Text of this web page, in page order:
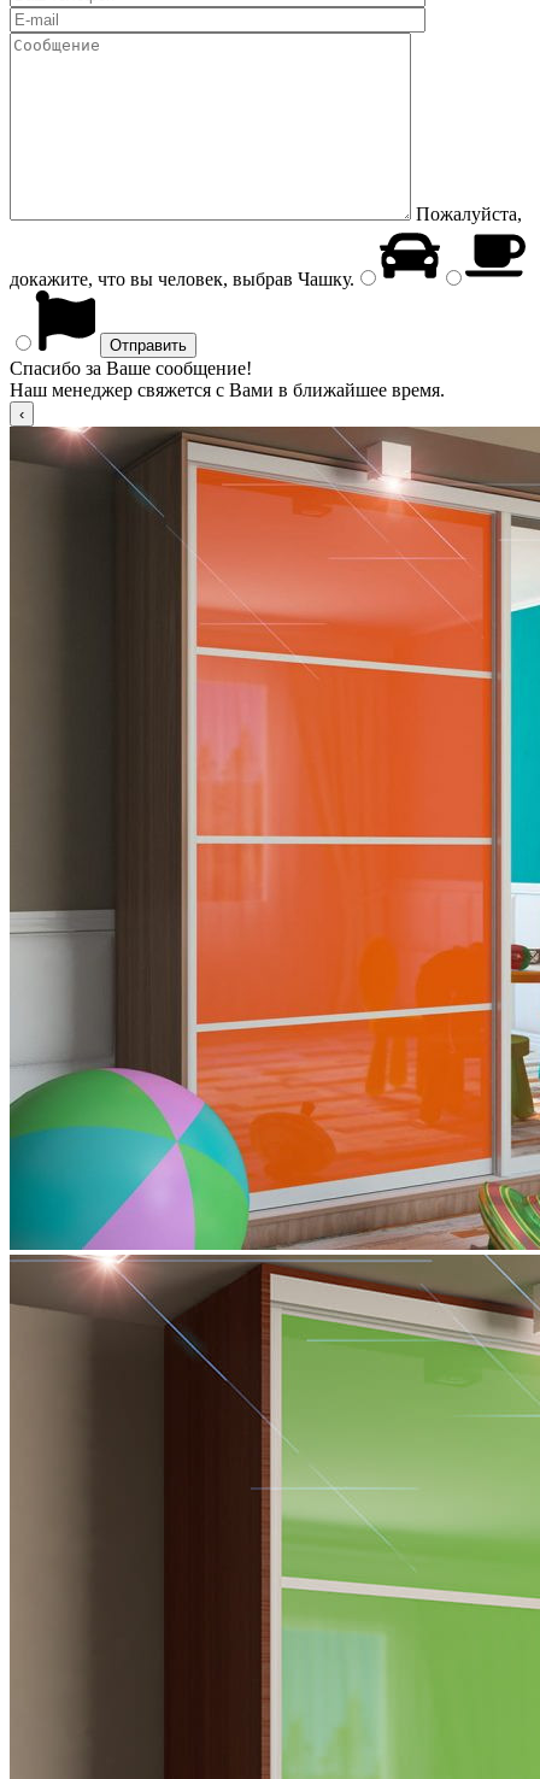
Пожалуйста,
докажите, что вы человек, выбрав Чашку.
Спасибо за Ваше сообщение!
Наш менеджер свяжется с Вами в ближайшее время.